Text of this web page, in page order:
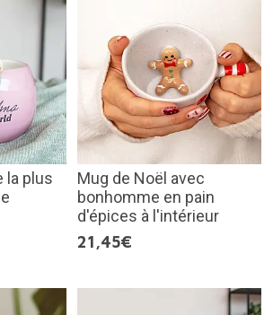
la plus
Mug de Noël avec
bonhomme en pain
d'épices à l'intérieur
21,45€